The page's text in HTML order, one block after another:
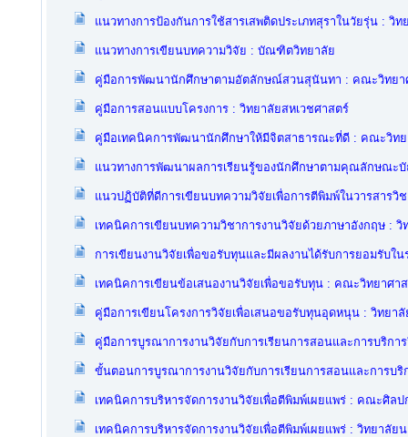
แนวทางการป้องกันการใช้สารเสพติดประเภทสุราในวัยรุ่น : วิ
แนวทางการเขียนบทความวิจัย : บัณฑิตวิทยาลัย
คู่มือการพัฒนานักศึกษาตามอัตลักษณ์สวนสุนันทา : คณะวิทยา
คู่มือการสอนแบบโครงการ : วิทยาลัยสหเวชศาสตร์
คู่มือเทคนิคการพัฒนานักศึกษาให้มีจิตสาธารณะที่ดี : คณะวิทย
แนวทางการพัฒนาผลการเรียนรู้ของนักศึกษาตามคุณลักษณะ
แนวปฏิบัติที่ดีการเขียนบทความวิจัยเพื่อการตีพิมพ์ในวารสาร
เทคนิคการเขียนบทความวิชาการงานวิจัยด้วยภาษาอังกฤษ :
การเขียนงานวิจัยเพื่อขอรับทุนและมีผลงานได้รับการยอมรับ
เทคนิคการเขียนข้อเสนองานวิจัยเพื่อขอรับทุน : คณะวิทยาศา
คู่มือการเขียนโครงการวิจัยเพื่อเสนอขอรับทุนอุดหนุน : วิทยา
คู่มือการบูรณาการงานวิจัยกับการเรียนการสอนและการบริก
ขั้นตอนการบูรณาการงานวิจัยกับการเรียนการสอนและการบ
เทคนิคการบริหารจัดการงานวิจัยเพื่อตีพิมพ์เผยแพร่ : คณะศิลป
เทคนิคการบริหารจัดการงานวิจัยเพื่อตีพิมพ์เผยแพร่ : วิทยาลัย